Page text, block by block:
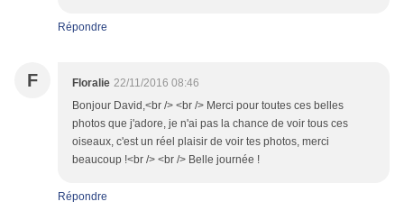
Répondre
F Floralie 22/11/2016 08:46
Bonjour David,<br /> <br /> Merci pour toutes ces belles
photos que j'adore, je n'ai pas la chance de voir tous ces
oiseaux, c'est un réel plaisir de voir tes photos, merci
beaucoup !<br /> <br /> Belle journée !
Répondre